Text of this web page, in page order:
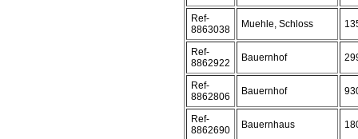
Ref-
8863038
Muehle, Schloss
Ref-
8862922
Bauernhof
Ref-
8862806
Bauernhof
Ref-
8862690
Bauernhaus